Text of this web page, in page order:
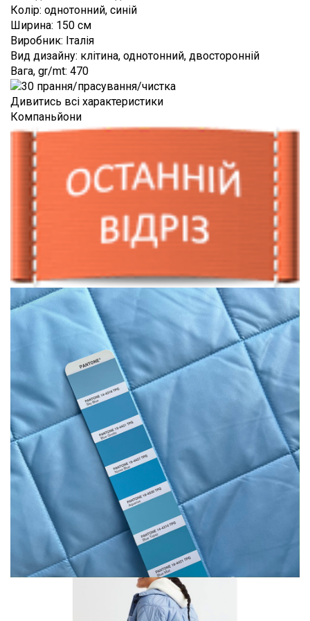
Лоден
Оксамит
Неопрен
Органза
Паєтки
Смужка
Сітка
Стьобані
тканини
Тафта
Твід
Трикотаж
Хутро
Шовк
натуральний
Штапель
Шифон
Louis
Vuitton
MaxMara
Moschino
Oscar
de
la
Renta
Valentino
Versace
СПІВПРАЦЯ
ВІДГУКИ
FAQ
КОНТАКТИ
ЦЕ
ЦІКАВО
TRENDS
ВІДЕО
ПРО
ТКАНИНИ
Колір: однотонний, синій
Ширина: 150 см
Виробник: Італія
Вид дизайну: клітина, однотонний, двосторонній
Вага, gr/mt: 470
Дивитись всі характеристики
Компаньйони